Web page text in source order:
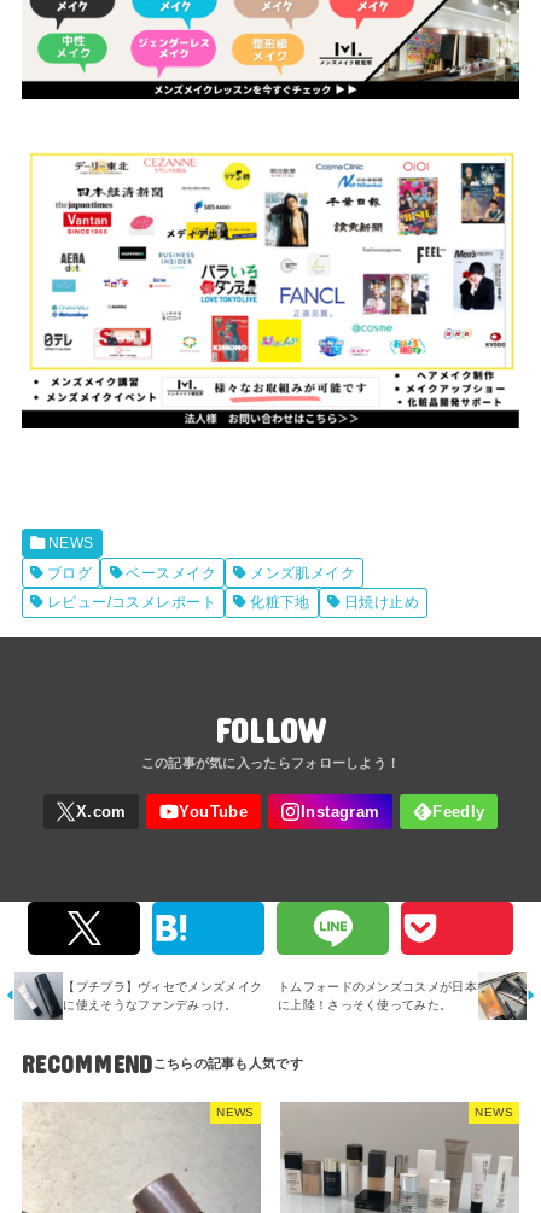
NEWS
ブログ
ベースメイク
メンズ肌メイク
レビュー/コスメレポート
化粧下地 日焼け止め
FOLLOW
【プチプラ】ヴィセでメンズメイク
に使えそうなファンデみっけ。
トムフォードのメンズコスメが日本
に上陸！さっそく使ってみた。
RECOMMEND
NEWS NEWS